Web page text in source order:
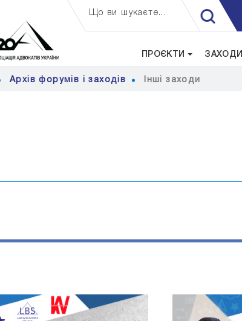
Що ви шукаєте...
ПРОЄКТИ ЗАХОДИ
Архів форумів і заходів Iншi заходи